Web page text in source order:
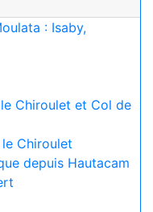
: Isaby,
Chiroulet et Col de
le Chiroulet
depuis Hautacam